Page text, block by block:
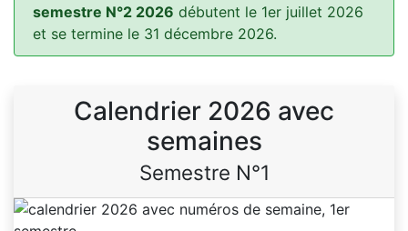
semestre N°2 2026 débutent le 1er juillet 2026
et se termine le 31 décembre 2026.
Calendrier 2026 avec
semaines
Semestre N°1